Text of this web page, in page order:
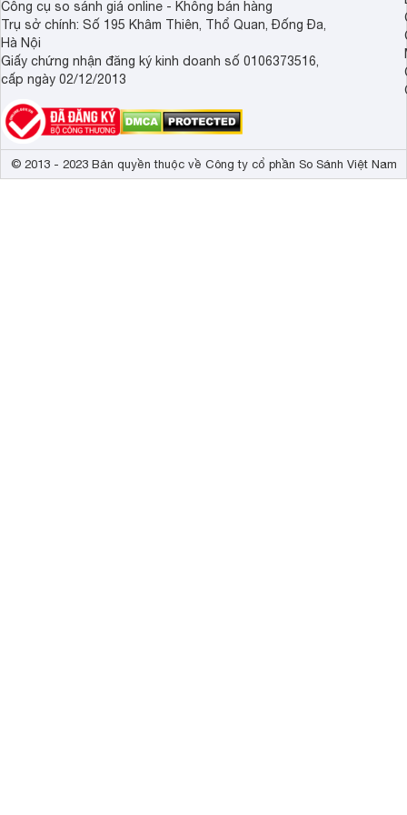
Công cụ so sánh giá online - Không bán hàng
Trụ sở chính: Số 195 Khâm Thiên, Thổ Quan, Đống Đa,
Hà Nội
Giấy chứng nhận đăng ký kinh doanh số 0106373516,
cấp ngày 02/12/2013
© 2013 - 2023 Bản quyền thuộc về Công ty cổ phần So Sánh Việt Nam